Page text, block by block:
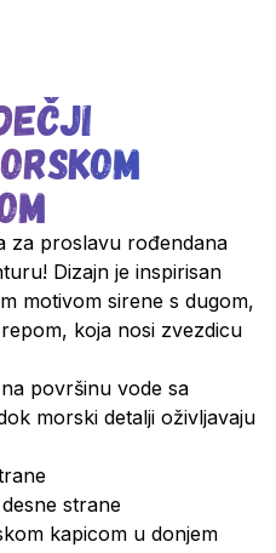
za proslavu rođendana
Dizajn je inspirisan
motivom sirene s dugom,
koja nosi zvezdicu
površinu vode sa
morski detalji oživljavaju
strane
kapicom u donjem